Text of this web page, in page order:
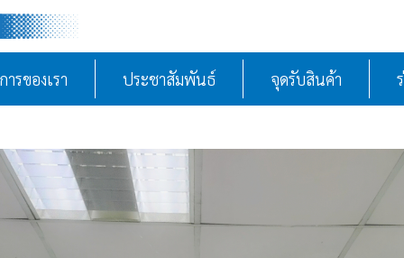
ารของเรา ประชาสัมพันธ์ จุดรับสินค้า